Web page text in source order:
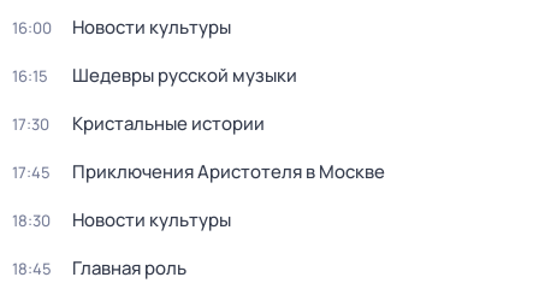
16:00 Новости культуры
16:15 Шедевры русской музыки
17:30 Кристальные истории
17:45 Приключения Аристотеля в Москве
18:30 Новости культуры
18:45 Главная роль